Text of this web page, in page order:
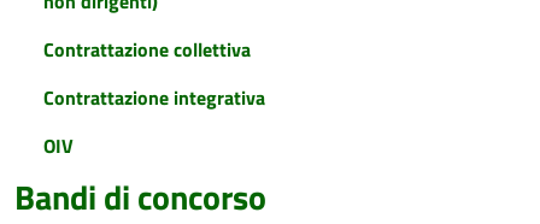
Contrattazione collettiva
Contrattazione integrativa
OIV
Bandi di concorso